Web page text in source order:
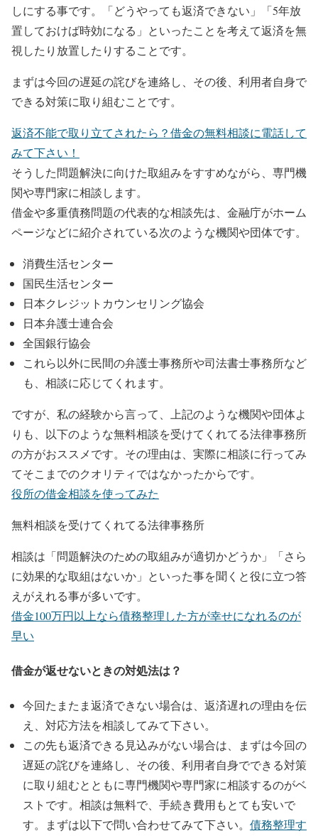
しにする事です。「どうやっても返済できない」「5年放
置しておけば時効になる」といったことを考えて返済を無
視したり放置したりすることです。
まずは今回の遅延の詫びを連絡し、その後、利用者自身で
できる対策に取り組むことです。
返済不能で取り立てされたら？借金の無料相談に電話して
みて下さい！
そうした問題解決に向けた取組みをすすめながら、専門機
関や専門家に相談します。
借金や多重債務問題の代表的な相談先は、金融庁がホーム
ページなどに紹介されている次のような機関や団体です。
消費生活センター
国民生活センター
日本クレジットカウンセリング協会
日本弁護士連合会
全国銀行協会
これら以外に民間の弁護士事務所や司法書士事務所など
も、相談に応じてくれます。
ですが、私の経験から言って、上記のような機関や団体よ
りも、以下のような無料相談を受けてくれてる法律事務所
の方がおススメです。その理由は、実際に相談に行ってみ
てそこまでのクオリティではなかったからです。
役所の借金相談を使ってみた
無料相談を受けてくれてる法律事務所
相談は「問題解決のための取組みが適切かどうか」「さら
に効果的な取組はないか」といった事を聞くと役に立つ答
えがえれる事が多いです。
借金100万円以上なら債務整理した方が幸せになれるのが
早い
借金が返せないときの対処法は？
今回たまたま返済できない場合は、返済遅れの理由を伝
え、対応方法を相談してみて下さい。
この先も返済できる見込みがない場合は、まずは今回の
遅延の詫びを連絡し、その後、利用者自身でできる対策
に取り組むとともに専門機関や専門家に相談するのがベ
ストです。相談は無料で、手続き費用もとても安いで
す。まずは以下で問い合わせてみて下さい。 債務整理す